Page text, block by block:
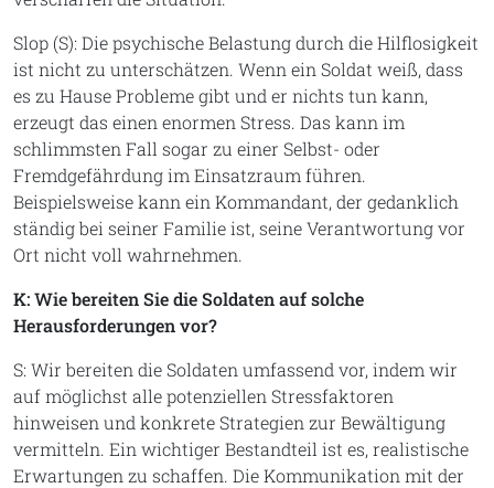
Slop (S): Die psychische Belastung durch die Hilflosigkeit
ist nicht zu unterschätzen. Wenn ein Soldat weiß, dass
es zu Hause Probleme gibt und er nichts tun kann,
erzeugt das einen enormen Stress. Das kann im
schlimmsten Fall sogar zu einer Selbst- oder
Fremdgefährdung im Einsatzraum führen.
Beispielsweise kann ein Kommandant, der gedanklich
ständig bei seiner Familie ist, seine Verantwortung vor
Ort nicht voll wahrnehmen.
K: Wie bereiten Sie die Soldaten auf solche
Herausforderungen vor?
S: Wir bereiten die Soldaten umfassend vor, indem wir
auf möglichst alle potenziellen Stressfaktoren
hinweisen und konkrete Strategien zur Bewältigung
vermitteln. Ein wichtiger Bestandteil ist es, realistische
Erwartungen zu schaffen. Die Kommunikation mit der